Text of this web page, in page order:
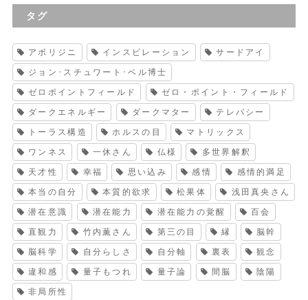
タグ
アボリジニ インスピレーション サードアイ
ジョン･スチュワート･ベル博士
ゼロポイントフィールド ゼロ・ポイント・フィールド
ダークエネルギー ダークマター テレパシー
トーラス構造 ホルスの目 マトリックス
ワンネス 一休さん 仏様 多世界解釈
天才性 幸福 思い込み 感情 感情的満足
本当の自分 本質的欲求 松果体 浅田真央さん
潜在意識 潜在能力 潜在能力の覚醒 百会
直観力 竹内薫さん 第三の目 縁 脳幹
脳科学 自分らしさ 自分軸 裏表 観念
違和感 量子もつれ 量子論 間脳 陰陽
非局所性